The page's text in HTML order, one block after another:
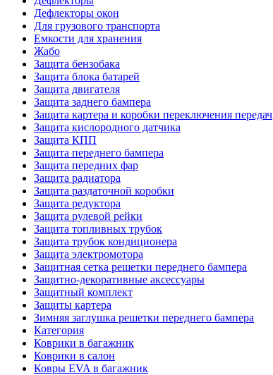
Дефлекторы окон
Для грузового транспорта
Емкости для хранения
Жабо
Защита бензобака
Защита блока батарей
Защита двигателя
Защита заднего бампера
Защита картера и коробки переключения передач
Защита кислородного датчика
Защита КПП
Защита переднего бампера
Защита передних фар
Защита радиатора
Защита раздаточной коробки
Защита редуктора
Защита рулевой рейки
Защита топливных трубок
Защита трубок кондиционера
Защита электромотора
Защитная сетка решетки переднего бампера
Защитно-декоративные аксессуары
Защитный комплект
Защиты картера
Зимняя заглушка решетки переднего бампера
Категория
Коврики в багажник
Коврики в салон
Ковры EVA в багажник